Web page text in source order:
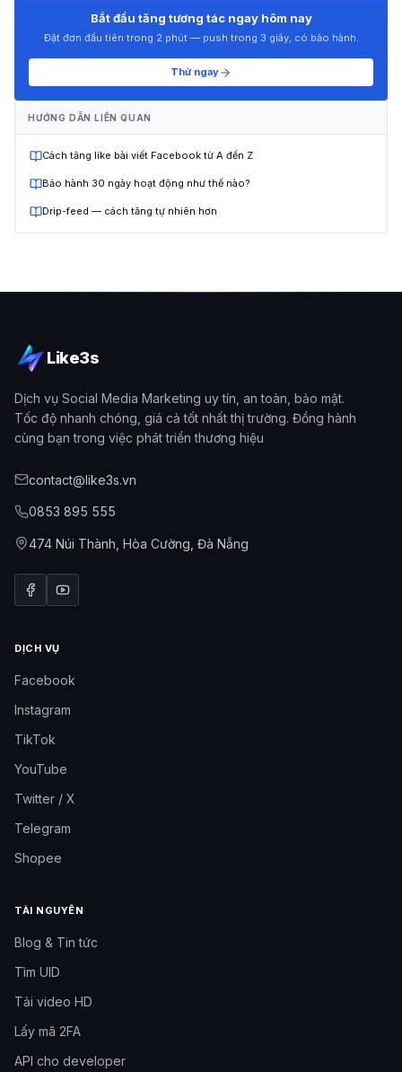
Bắt đầu tăng tương tác ngay hôm nay
Đặt đơn đầu tiên trong 2 phút — push trong 3 giây, có bảo hành.
Thử ngay
HƯỚNG DẪN LIÊN QUAN
Cách tăng like bài viết Facebook từ A đến Z
Bảo hành 30 ngày hoạt động như thế nào?
Drip-feed — cách tăng tự nhiên hơn
Like3s
Dịch vụ Social Media Marketing uy tín, an toàn, bảo mật.
Tốc độ nhanh chóng, giá cả tốt nhất thị trường. Đồng hành
cùng bạn trong việc phát triển thương hiệu
contact@like3s.vn
0853 895 555
474 Núi Thành, Hòa Cường, Đà Nẵng
DỊCH VỤ
Facebook
Instagram
TikTok
YouTube
Twitter / X
Telegram
Shopee
TÀI NGUYÊN
Blog & Tin tức
Tìm UID
Tải video HD
Lấy mã 2FA
API cho developer